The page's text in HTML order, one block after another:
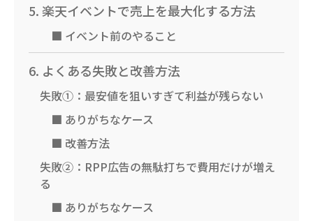
5. 楽天イベントで売上を最大化する方法
■ イベント前のやること
6. よくある失敗と改善方法
失敗①：最安値を狙いすぎて利益が残らない
■ ありがちなケース
■ 改善方法
失敗②：RPP広告の無駄打ちで費用だけが増え
る
■ ありがちなケース